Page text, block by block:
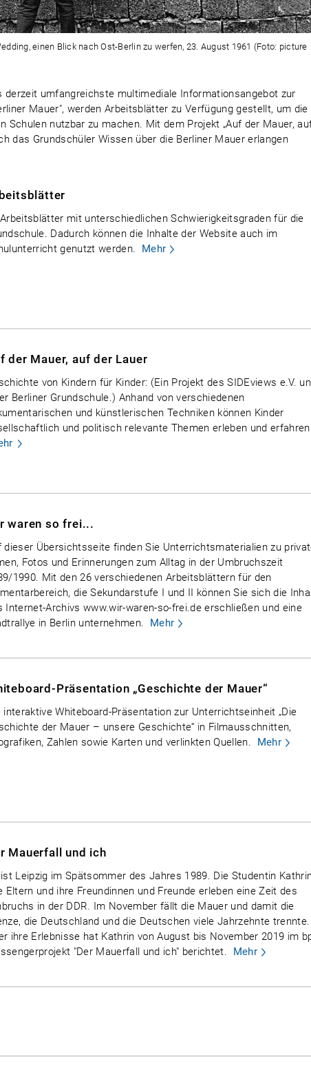
einen Blick nach Ost-Berlin zu werfen, 23. August 1961 (Foto: picture
derzeit umfangreichste multimediale Informationsangebot zur
Mauer", werden Arbeitsblätter zu Verfügung gestellt, um die
Schulen nutzbar zu machen. Mit dem Projekt „Auf der Mauer,
das Grundschüler Wissen über die Berliner Mauer erlangen
mit unterschiedlichen Schwierigkeitsgraden für die
Dadurch können die Inhalte der Website auch im
genutzt werden. Mehr
der Mauer, auf der Lauer
von Kindern für Kinder: (Ein Projekt des SIDEviews e.V.
Berliner Grundschule.) Anhand von verschiedenen
und künstlerischen Techniken können Kinder
und politisch relevante Themen erleben und
waren so frei...
dieser Übersichtsseite finden Sie Unterrichtsmaterialien zu
Fotos und Erinnerungen zum Alltag in der Umbruchszeit
1990. Mit den 26 verschiedenen Arbeitsblättern für den
die Sekundarstufe I und II können Sie sich die
Internet-Archivs www.wir-waren-so-frei.de erschließen und eine
in Berlin unternehmen. Mehr
Präsentation „Geschichte der Mauer“
interaktive Whiteboard-Präsentation zur Unterrichtseinheit „Die
der Mauer – unsere Geschichte“ in Filmausschnitten,
Zahlen sowie Karten und verlinkten Quellen. Mehr
Mauerfall und ich
Leipzig im Spätsommer des Jahres 1989. Die Studentin
Eltern und ihre Freundinnen und Freunde erleben eine Zeit des
in der DDR. Im November fällt die Mauer und damit die
die Deutschland und die Deutschen viele Jahrzehnte trennte.
ihre Erlebnisse hat Kathrin von August bis November 2019 im
"Der Mauerfall und ich" berichtet. Mehr